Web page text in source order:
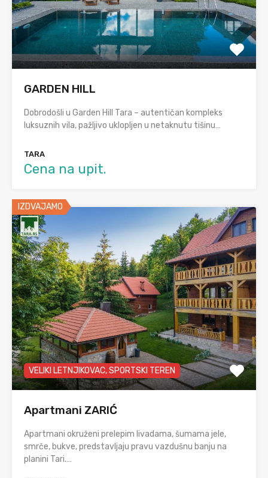
GARDEN HILL
Dobrodošli u Garden Hill Tara – autentičan kompleks
luksuznih vila, pažljivo uklopljen u netaknutu tišinu…
TARA
Cena na upit.
IZDVAJAMO
VELIKI LETNJIKOVAC, SPORTSKI TEREN
Apartmani ZARIĆ
Apartmani okruženi prelepim livadama, šumama jele,
smrče, bukve, predstavljaju pravu vazdušnu banju na
planini Tari.…